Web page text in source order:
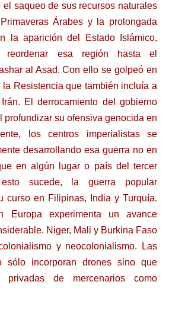
saqueo de sus recursos naturales
Árabes y la prolongada
la aparición del Estado Islámico,
reordenar esa región hasta el
al Asad. Con ello se golpeó en
Resistencia que también incluía a
El derrocamiento del gobierno
profundizar su ofensiva genocida en
los centros imperialistas se
desarrollando esa guerra no en
en algún lugar o país del tercer
sucede, la guerra popular
curso en Filipinas, India y Turquía.
Europa experimenta un avance
Niger, Mali y Burkina Faso
y neocolonialismo. Las
sólo incorporan drones sino que
privadas de mercenarios como